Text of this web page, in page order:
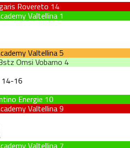
Rovereto 14
Valtellina 1
Valtellina5
Omsi Vobarno 4
14-16
Energie 10
Valtellina9
Valtellina 7